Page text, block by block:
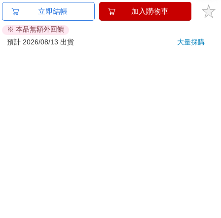
已拆封之個人衛生用品。（如：內衣褲、刮鬍刀、除毛
刀…等）
若非上列種類商品，均享有到貨7天的猶豫期（含例假
日）。
立即結帳 加入購物車
※ 本品無額外回饋
預計 2026/08/13 出貨
大量採購